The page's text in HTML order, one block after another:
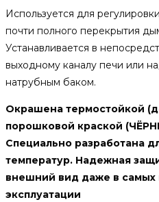
Используется для
почти полного перекрытия
Устанавливается в
выходному каналу печи или
натрубным баком.
Окрашена термостойкой
порошковой краской
Специально разработана
температур. Надежная
внешний вид даже в самых
эксплуатации